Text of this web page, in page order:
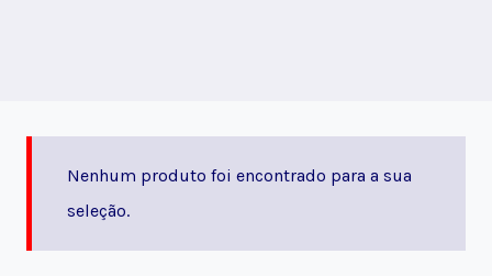
Nenhum produto foi encontrado para a sua
seleção.